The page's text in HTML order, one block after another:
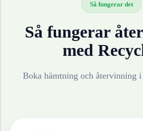
Så fungerar det
Så fungerar
med
Boka hämtning och återvinning